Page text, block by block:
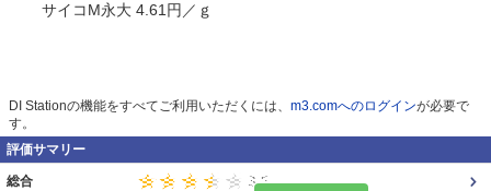
サイコM永大 4.61円／ｇ
DI Stationの機能をすべてご利用いただくには、 m3.comへのログインが必要で
す。
評価サマリー
総合